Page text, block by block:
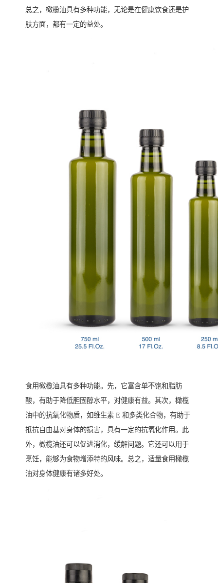
总之，橄榄油具有多种功能，无论是在健康饮食还是护
肤方面，都有一定的益处。
食用橄榄油具有多种功能。先，它富含单不饱和脂肪
酸，有助于降低胆固醇水平，对健康有益。其次，橄榄
油中的抗氧化物质，如维生素 E 和多类化合物，有助于
抵抗自由基对身体的损害，具有一定的抗氧化作用。此
外，橄榄油还可以促进消化，缓解问题。它还可以用于
烹饪，能够为食物增添特的风味。总之，适量食用橄榄
油对身体健康有诸多好处。